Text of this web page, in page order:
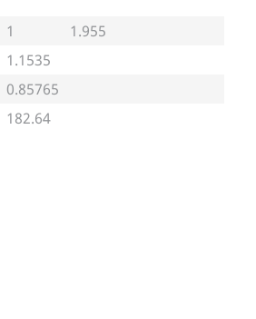
1
1.955
1.1535
0.85765
182.64